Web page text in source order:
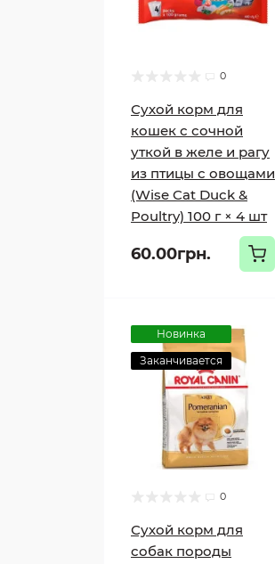
0
Сухой корм для
кошек с сочной
уткой в желе и рагу
из птицы с овощами
(Wise Cat Duck &
Poultry) 100 г × 4 шт
60.00грн.
Новинка
Заканчивается
0
Сухой корм для
собак породы